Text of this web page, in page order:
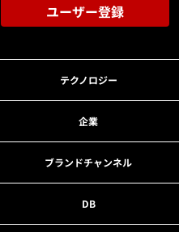
ユーザー登録
テクノロジー
企業
ブランドチャンネル
DB